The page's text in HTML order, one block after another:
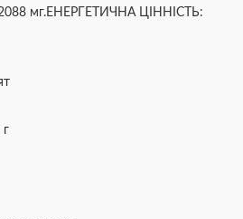
2088 мг.ЕНЕРГЕТИЧНА ЦІННІСТЬ: